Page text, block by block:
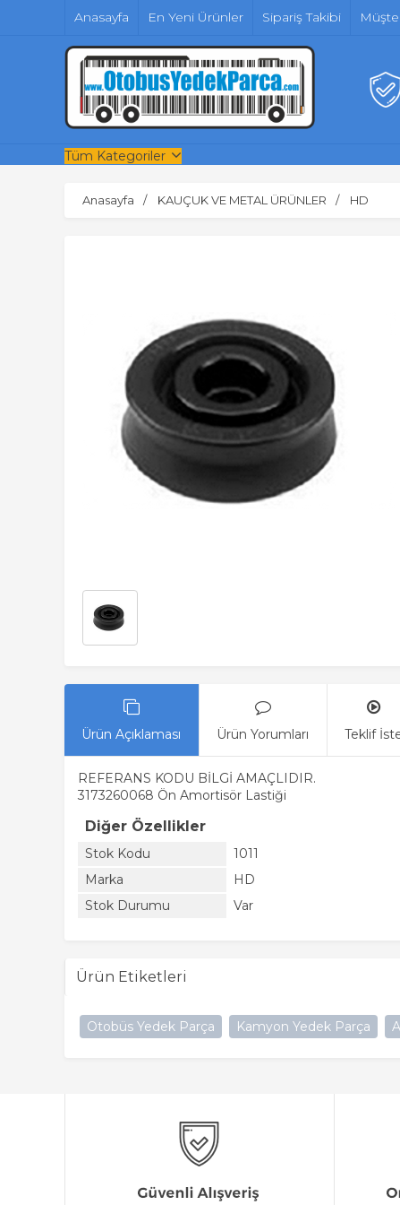
Anasayfa En Yeni Ürünler Sipariş Takibi
Tüm Kategoriler
Anasayfa KAUÇUK VE METAL ÜRÜNLER HD
Ürün Açıklaması Ürün Yorumları Teklif
REFERANS KODU BİLGİ AMAÇLIDIR.
3173260068 Ön Amortisör Lastiği
Diğer Özellikler
Stok Kodu
1011
Marka
HD
Stok Durumu
Var
Ürün Etiketleri
Otobüs Yedek Parça Kamyon Yedek Parça